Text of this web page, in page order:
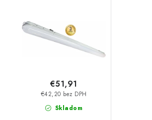
Skladom
€42,20 bez DPH
€51,91